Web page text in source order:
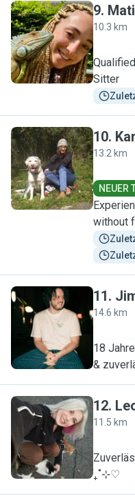
M
9.
10.3 km
Sitter
K
10.
13.2 km
NEUER
without
J
11.
14.6 km
18
&
L
12.
11.5 km
₊˚⊹♡